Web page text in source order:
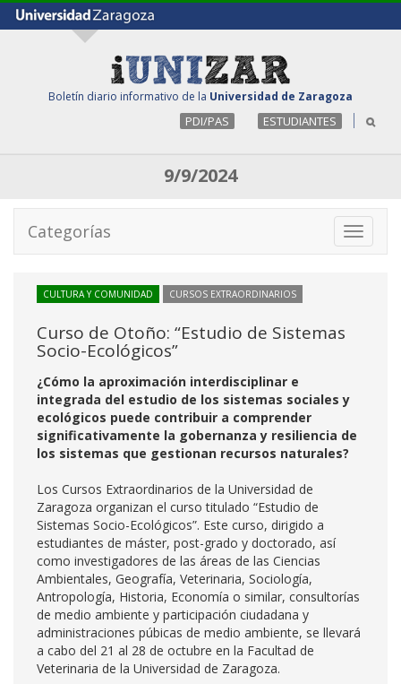
Boletín diario informativo de la Universidad de Zaragoza
PDI/PAS ESTUDIANTES
9/9/2024
Toggle
Categorías
CULTURA Y COMUNIDAD CURSOS EXTRAORDINARIOS
Curso de Otoño: “Estudio de Sistemas
Socio-Ecológicos”
¿Cómo la aproximación interdisciplinar e
integrada del estudio de los sistemas sociales y
ecológicos puede contribuir a comprender
significativamente la gobernanza y resiliencia de
los sistemas que gestionan recursos naturales?
Los Cursos Extraordinarios de la Universidad de
Zaragoza organizan el curso titulado “Estudio de
Sistemas Socio-Ecológicos”. Este curso, dirigido a
estudiantes de máster, post-grado y doctorado, así
como investigadores de las áreas de las Ciencias
Ambientales, Geografía, Veterinaria, Sociología,
Antropología, Historia, Economía o similar, consultorías
de medio ambiente y participación ciudadana y
administraciones púbicas de medio ambiente, se llevará
a cabo del 21 al 28 de octubre en la Facultad de
Veterinaria de la Universidad de Zaragoza.